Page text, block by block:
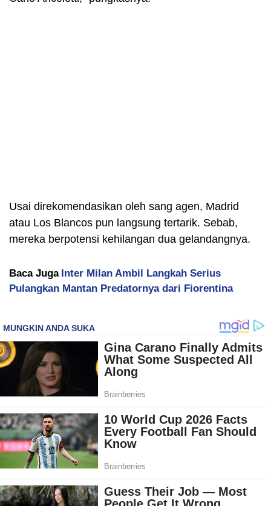
Usai direkomendasikan oleh sang agen, Madrid
atau Los Blancos pun langsung tertarik. Sebab,
mereka berpotensi kehilangan dua gelandangnya.
Baca Juga Inter Milan Ambil Langkah Serius
Pulangkan Mantan Predatornya dari Fiorentina